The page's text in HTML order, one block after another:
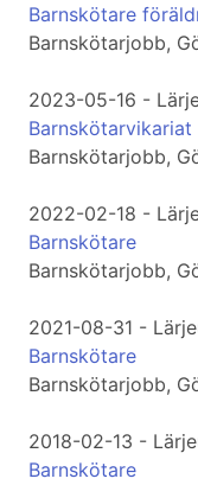
Barnskötare
Barnskötarjobb,
2023-05-16 -
Barnskötarvikariat
Barnskötarjobb,
2022-02-18 -
Barnskötare
Barnskötarjobb,
2021-08-31 -
Barnskötare
Barnskötarjobb,
2018-02-13 -
Barnskötare